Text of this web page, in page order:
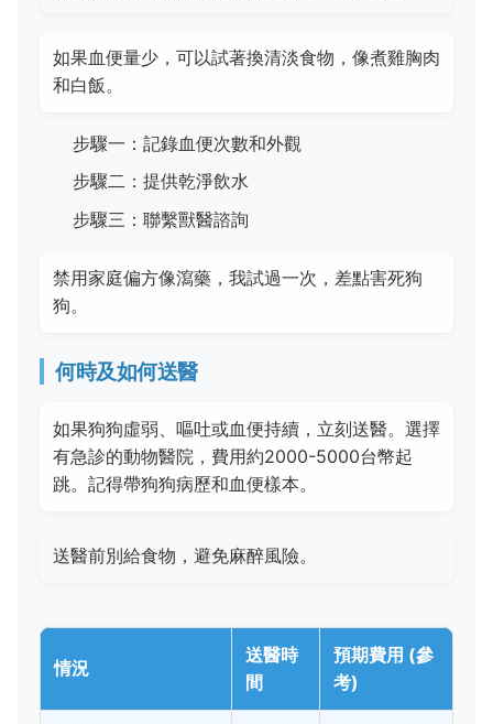
如果血便量少，可以試著換清淡食物，像煮雞胸肉
和白飯。
步驟一：記錄血便次數和外觀
步驟二：提供乾淨飲水
步驟三：聯繫獸醫諮詢
禁用家庭偏方像瀉藥，我試過一次，差點害死狗
狗。
何時及如何送醫
如果狗狗虛弱、嘔吐或血便持續，立刻送醫。選擇
有急診的動物醫院，費用約2000-5000台幣起
跳。記得帶狗狗病歷和血便樣本。
送醫前別給食物，避免麻醉風險。
情況
送醫時
間
預期費用 (參
考)